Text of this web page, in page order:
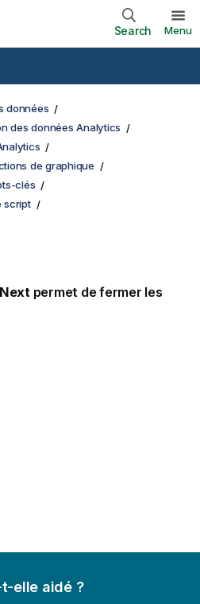
Search Menu
données
des données Analytics
de graphique
clés
script
Nextpermet de fermer les
elle aidé ?